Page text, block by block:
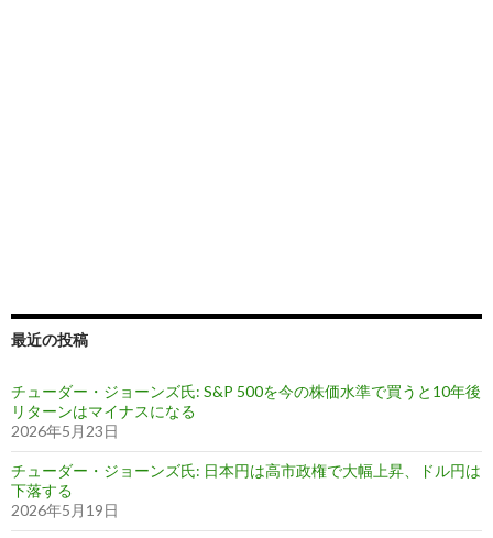
最近の投稿
チューダー・ジョーンズ氏: S&P 500を今の株価水準で買うと10年後
リターンはマイナスになる
2026年5月23日
チューダー・ジョーンズ氏: 日本円は高市政権で大幅上昇、ドル円は
下落する
2026年5月19日